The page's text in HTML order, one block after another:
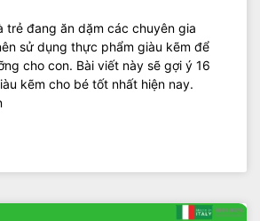
trẻ đang ăn dặm các chuyên gia
sử dụng thực phẩm giàu kẽm để
cho con. Bài viết này sẽ gợi ý 16
kẽm cho bé tốt nhất hiện nay.